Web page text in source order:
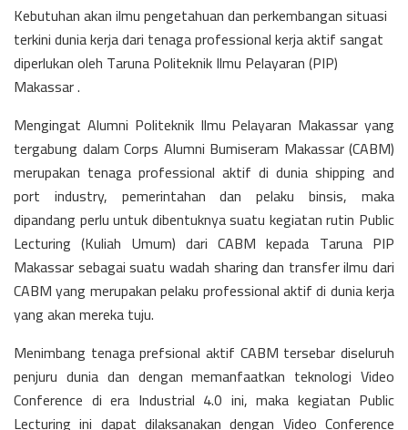
Kebutuhan akan ilmu pengetahuan dan perkembangan situasi
terkini dunia kerja dari tenaga professional kerja aktif sangat
diperlukan oleh Taruna Politeknik Ilmu Pelayaran (PIP)
Makassar .
Mengingat Alumni Politeknik Ilmu Pelayaran Makassar yang
tergabung dalam Corps Alumni Bumiseram Makassar (CABM)
merupakan tenaga professional aktif di dunia shipping and
port industry, pemerintahan dan pelaku binsis, maka
dipandang perlu untuk dibentuknya suatu kegiatan rutin Public
Lecturing (Kuliah Umum) dari CABM kepada Taruna PIP
Makassar sebagai suatu wadah sharing dan transfer ilmu dari
CABM yang merupakan pelaku professional aktif di dunia kerja
yang akan mereka tuju.
Menimbang tenaga prefsional aktif CABM tersebar diseluruh
penjuru dunia dan dengan memanfaatkan teknologi Video
Conference di era Industrial 4.0 ini, maka kegiatan Public
Lecturing ini dapat dilaksanakan dengan Video Conference